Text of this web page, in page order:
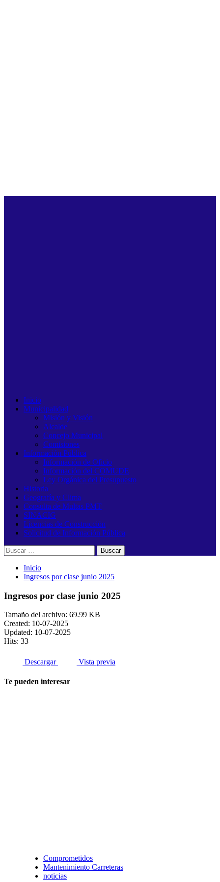
Inicio
Municipalidad
Misión y Visión
Alcalde
Concejo Municipal
Comisiones
Información Pública
Información de Oficio
Información del COMUDE
Ley Orgánica del Presupuesto
Historia
Geografía y Clima
Consulta de Multas PMT
SINACIG
Licencias de Construcción
Solicitud de Información Pública
Buscar:
Inicio
Ingresos por clase junio 2025
Ingresos por clase junio 2025
Tamaño del archivo: 69.99 KB
Created: 10-07-2025
Updated: 10-07-2025
Hits: 33
Descargar Vista previa
Te pueden interesar
Comprometidos
Mantenimiento Carreteras
noticias